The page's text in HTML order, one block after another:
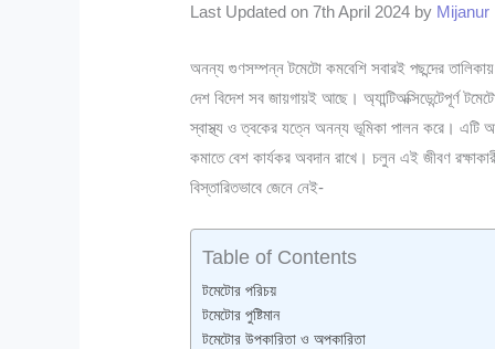
Last Updated on 7th April 2024 by Mijanur
অনন্য গুণসম্পন্ন টমেটো কমবেশি সবারই পছন্দের
দেশ বিদেশ সব জায়গায়ই আছে। অ্যান্টিঅক্সিডেন্টেপূর্ণ
স্বাস্থ্য ও ত্বকের যত্নে অনন্য ভূমিকা পালন করে। এটি
কমাতে বেশ কার্যকর অবদান রাখে। চলুন এই জীবণ
বিস্তারিতভাবে জেনে নেই-
Table of Contents
টমেটোর পরিচয়
টমেটোর পুষ্টিমান
টমেটোর উপকারিতা ও অপকারিতা